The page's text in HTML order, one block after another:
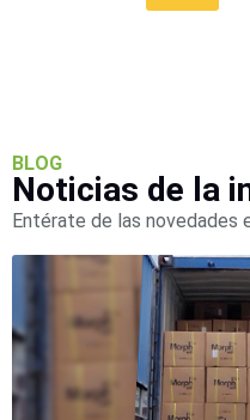
VMS y
Analíticas
EPCOM
CloudHIKVISION
Videograbadoras
Móviles,
Dash
Cams y
Body
Cams
BLOG
Noticias de la
Entérate de las novedades